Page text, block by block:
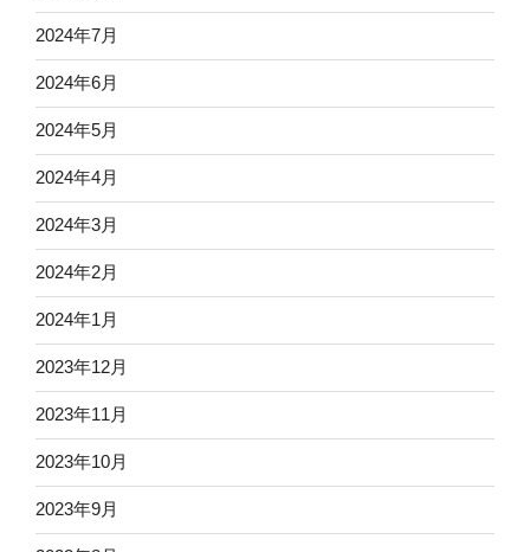
2024年7月
2024年6月
2024年5月
2024年4月
2024年3月
2024年2月
2024年1月
2023年12月
2023年11月
2023年10月
2023年9月